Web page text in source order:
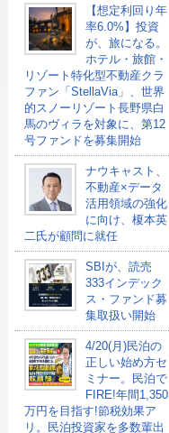
【想定利回り年
率6.0%】投資
が、旅になる。
ホテル・旅館・
リゾート特化型不動産クラ
ファン「StellaVia」、世界
的スノーリゾート長野県白
馬のヴィラを対象に、第12
号ファンドを募集開始
ナウキャスト、
不動産×データ
活用領域の強化
に向け、榎本英
二氏が顧問に就任
SBIが、読売
333インデック
ス・ファンド募
集取扱い開始
4/20(月)民泊の
正しい始め方セ
ミナー。民泊で
FIRE!年間1,350
万円を目指す!節税効果ア
リ。民泊投資家を多数輩出